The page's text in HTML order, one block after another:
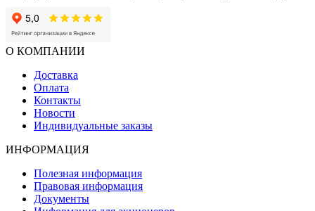
О КОМПАНИИ
Доставка
Оплата
Контакты
Новости
Индивидуальные заказы
ИНФОРМАЦИЯ
Полезная информация
Правовая информация
Документы